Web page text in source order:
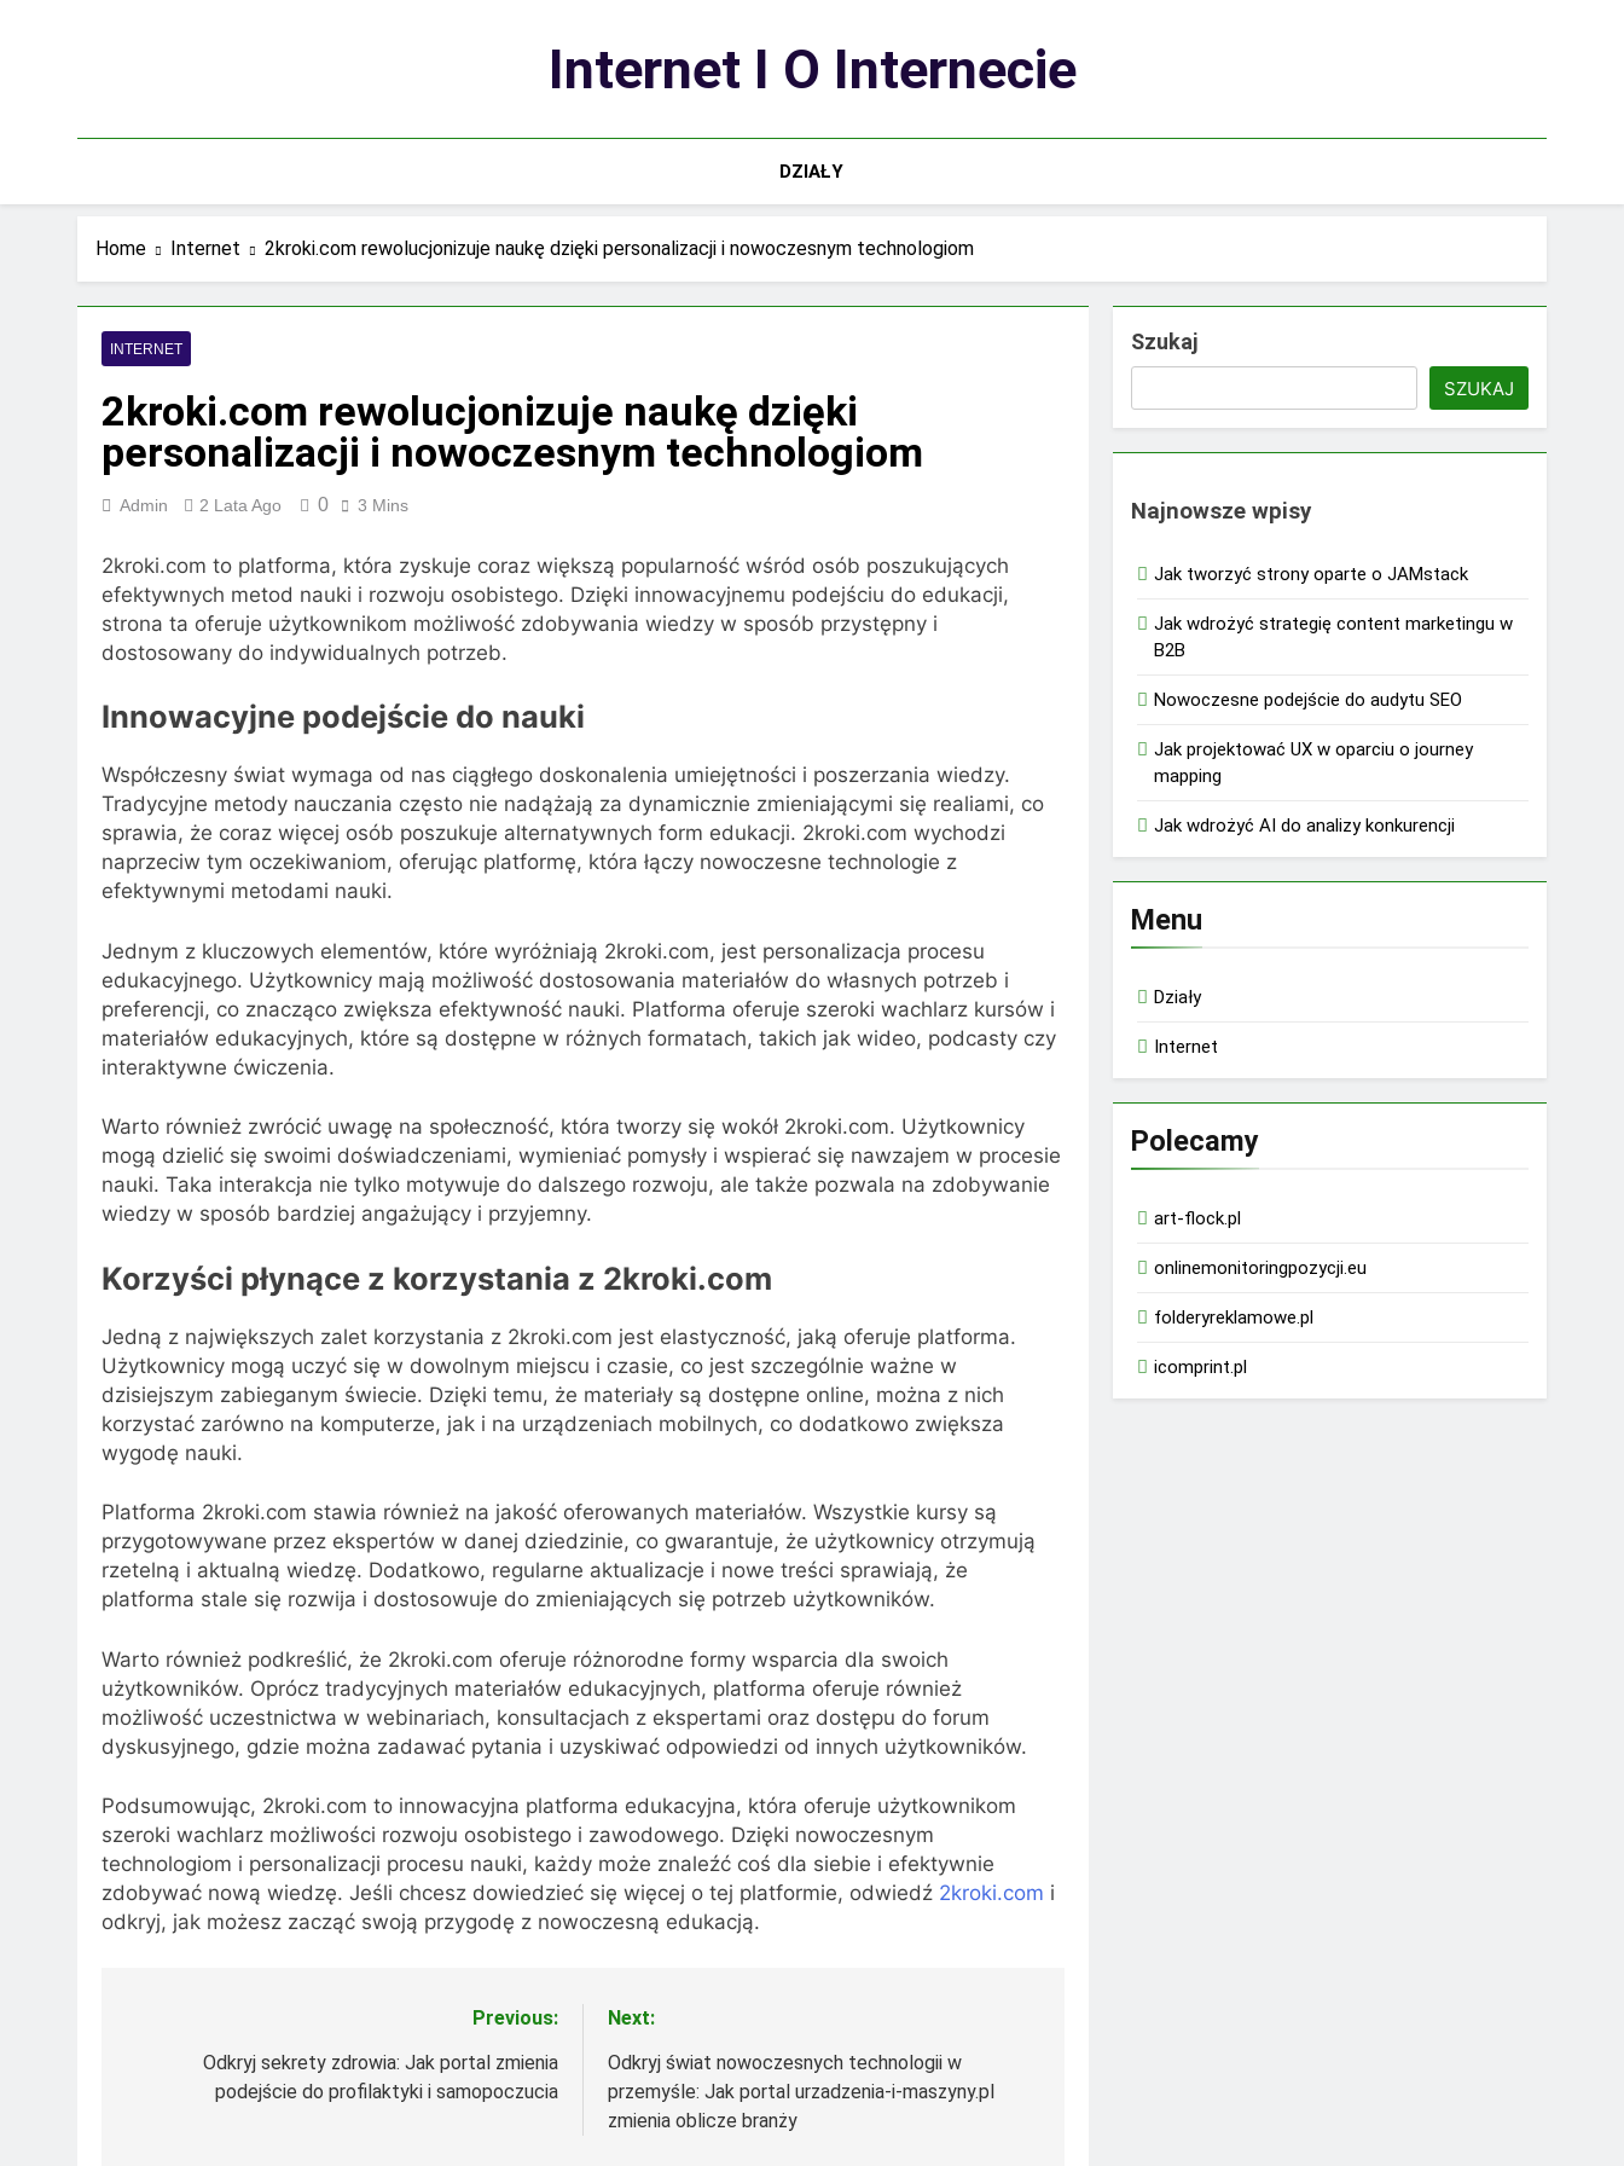
Internet I O Internecie
DZIAŁY
Home Internet 2kroki.com rewolucjonizuje naukę dzięki personalizacji i nowoczesnym technologiom
INTERNET
2kroki.com rewolucjonizuje naukę dzięki
personalizacji i nowoczesnym technologiom
Admin 2 Lata Ago 0 3 Mins
2kroki.com to platforma, która zyskuje coraz większą popularność wśród osób poszukujących
efektywnych metod nauki i rozwoju osobistego. Dzięki innowacyjnemu podejściu do edukacji,
strona ta oferuje użytkownikom możliwość zdobywania wiedzy w sposób przystępny i
dostosowany do indywidualnych potrzeb.
Innowacyjne podejście do nauki
Współczesny świat wymaga od nas ciągłego doskonalenia umiejętności i poszerzania wiedzy.
Tradycyjne metody nauczania często nie nadążają za dynamicznie zmieniającymi się realiami, co
sprawia, że coraz więcej osób poszukuje alternatywnych form edukacji. 2kroki.com wychodzi
naprzeciw tym oczekiwaniom, oferując platformę, która łączy nowoczesne technologie z
efektywnymi metodami nauki.
Jednym z kluczowych elementów, które wyróżniają 2kroki.com, jest personalizacja procesu
edukacyjnego. Użytkownicy mają możliwość dostosowania materiałów do własnych potrzeb i
preferencji, co znacząco zwiększa efektywność nauki. Platforma oferuje szeroki wachlarz kursów i
materiałów edukacyjnych, które są dostępne w różnych formatach, takich jak wideo, podcasty czy
interaktywne ćwiczenia.
Warto również zwrócić uwagę na społeczność, która tworzy się wokół 2kroki.com. Użytkownicy
mogą dzielić się swoimi doświadczeniami, wymieniać pomysły i wspierać się nawzajem w procesie
nauki. Taka interakcja nie tylko motywuje do dalszego rozwoju, ale także pozwala na zdobywanie
wiedzy w sposób bardziej angażujący i przyjemny.
Korzyści płynące z korzystania z 2kroki.com
Jedną z największych zalet korzystania z 2kroki.com jest elastyczność, jaką oferuje platforma.
Użytkownicy mogą uczyć się w dowolnym miejscu i czasie, co jest szczególnie ważne w
dzisiejszym zabieganym świecie. Dzięki temu, że materiały są dostępne online, można z nich
korzystać zarówno na komputerze, jak i na urządzeniach mobilnych, co dodatkowo zwiększa
wygodę nauki.
Platforma 2kroki.com stawia również na jakość oferowanych materiałów. Wszystkie kursy są
przygotowywane przez ekspertów w danej dziedzinie, co gwarantuje, że użytkownicy otrzymują
rzetelną i aktualną wiedzę. Dodatkowo, regularne aktualizacje i nowe treści sprawiają, że
platforma stale się rozwija i dostosowuje do zmieniających się potrzeb użytkowników.
Warto również podkreślić, że 2kroki.com oferuje różnorodne formy wsparcia dla swoich
użytkowników. Oprócz tradycyjnych materiałów edukacyjnych, platforma oferuje również
możliwość uczestnictwa w webinariach, konsultacjach z ekspertami oraz dostępu do forum
dyskusyjnego, gdzie można zadawać pytania i uzyskiwać odpowiedzi od innych użytkowników.
Podsumowując, 2kroki.com to innowacyjna platforma edukacyjna, która oferuje użytkownikom
szeroki wachlarz możliwości rozwoju osobistego i zawodowego. Dzięki nowoczesnym
technologiom i personalizacji procesu nauki, każdy może znaleźć coś dla siebie i efektywnie
zdobywać nową wiedzę. Jeśli chcesz dowiedzieć się więcej o tej platformie, odwiedź 2kroki.com i
odkryj, jak możesz zacząć swoją przygodę z nowoczesną edukacją.
Previous:
Odkryj sekrety zdrowia: Jak portal zmienia
podejście do profilaktyki i samopoczucia
Next:
Odkryj świat nowoczesnych technologii w
przemyśle: Jak portal urzadzenia-i-maszyny.pl
zmienia oblicze branży
Szukaj
SZUKAJ
Najnowsze wpisy
Jak tworzyć strony oparte o JAMstack
Jak wdrożyć strategię content marketingu w
B2B
Nowoczesne podejście do audytu SEO
Jak projektować UX w oparciu o journey
mapping
Jak wdrożyć AI do analizy konkurencji
Menu
Działy
Internet
Polecamy
art-flock.pl
onlinemonitoringpozycji.eu
folderyreklamowe.pl
icomprint.pl